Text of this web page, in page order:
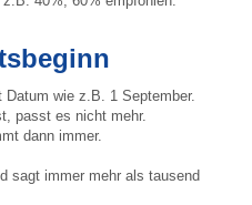
Datum wie z.B. 1 September.
passt es nicht mehr.
dann immer.
sagt immer mehr als tausend